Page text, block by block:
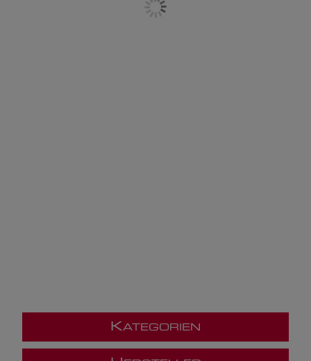
K ATEGORIEN